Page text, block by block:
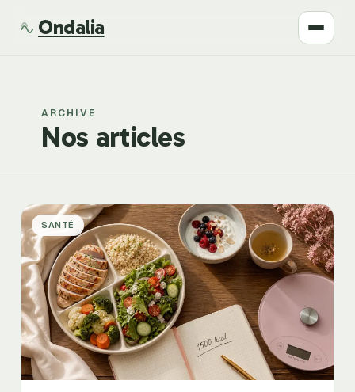
Ondalia
Beauté
Mode
Bien-être
ARCHIVE
Nos articles
SANTÉ